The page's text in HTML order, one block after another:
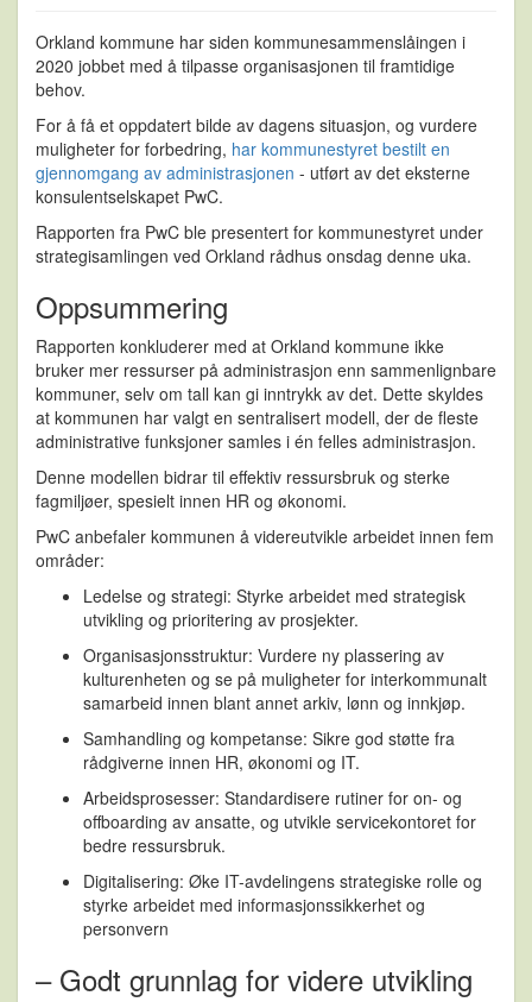
Orkland kommune har siden kommunesammenslåingen i
2020 jobbet med å tilpasse organisasjonen til framtidige
behov.
For å få et oppdatert bilde av dagens situasjon, og vurdere
muligheter for forbedring, har kommunestyret bestilt en
gjennomgang av administrasjonen - utført av det eksterne
konsulentselskapet PwC.
Rapporten fra PwC ble presentert for kommunestyret under
strategisamlingen ved Orkland rådhus onsdag denne uka.
Oppsummering
Rapporten konkluderer med at Orkland kommune ikke
bruker mer ressurser på administrasjon enn sammenlignbare
kommuner, selv om tall kan gi inntrykk av det. Dette skyldes
at kommunen har valgt en sentralisert modell, der de fleste
administrative funksjoner samles i én felles administrasjon.
Denne modellen bidrar til effektiv ressursbruk og sterke
fagmiljøer, spesielt innen HR og økonomi.
PwC anbefaler kommunen å videreutvikle arbeidet innen fem
områder:
Ledelse og strategi: Styrke arbeidet med strategisk
utvikling og prioritering av prosjekter.
Organisasjonsstruktur: Vurdere ny plassering av
kulturenheten og se på muligheter for interkommunalt
samarbeid innen blant annet arkiv, lønn og innkjøp.
Samhandling og kompetanse: Sikre god støtte fra
rådgiverne innen HR, økonomi og IT.
Arbeidsprosesser: Standardisere rutiner for on- og
offboarding av ansatte, og utvikle servicekontoret for
bedre ressursbruk.
Digitalisering: Øke IT-avdelingens strategiske rolle og
styrke arbeidet med informasjonssikkerhet og
personvern
– Godt grunnlag for videre utvikling